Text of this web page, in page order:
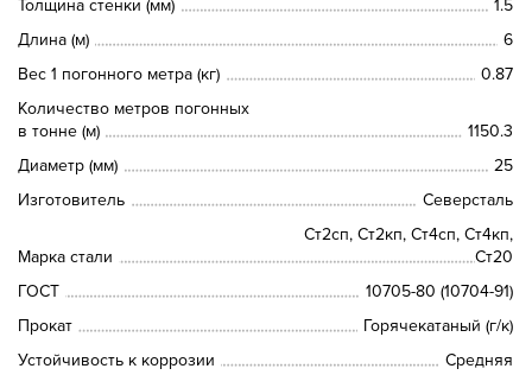
Толщина стенки (мм)
1.5
Длина (м)
6
Вес 1 погонного метра (кг)
0.87
Количество метров погонных
в тонне (м)
1150.3
Диаметр (мм)
25
Изготовитель
Северсталь
Марка стали
Ст2сп, Ст2кп, Ст4сп, Ст4кп,
Ст20
ГОСТ
10705-80 (10704-91)
Прокат
Горячекатаный (г/к)
Устойчивость к коррозии
Средняя